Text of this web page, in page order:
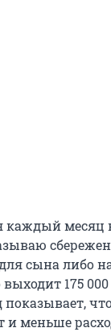
каждый месяц
сына либо
выходит 175
показывает,
и меньше